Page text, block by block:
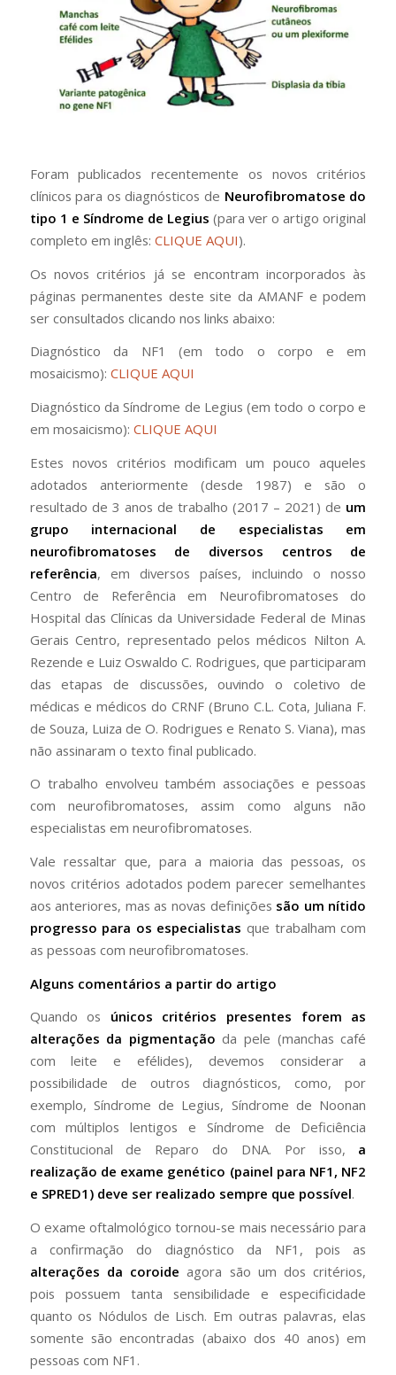
Foram publicados recentemente os novos critérios
clínicos para os diagnósticos de Neurofibromatose do
tipo 1 e Síndrome de Legius (para ver o artigo original
completo em inglês: CLIQUE AQUI).
Os novos critérios já se encontram incorporados às
páginas permanentes deste site da AMANF e podem
ser consultados clicando nos links abaixo:
Diagnóstico da NF1 (em todo o corpo e em
mosaicismo): CLIQUE AQUI
Diagnóstico da Síndrome de Legius (em todo o corpo e
em mosaicismo): CLIQUE AQUI
Estes novos critérios modificam um pouco aqueles
adotados anteriormente (desde 1987) e são o
resultado de 3 anos de trabalho (2017 – 2021) de um
grupo internacional de especialistas em
neurofibromatoses de diversos centros de
referência, em diversos países, incluindo o nosso
Centro de Referência em Neurofibromatoses do
Hospital das Clínicas da Universidade Federal de Minas
Gerais Centro, representado pelos médicos Nilton A.
Rezende e Luiz Oswaldo C. Rodrigues, que participaram
das etapas de discussões, ouvindo o coletivo de
médicas e médicos do CRNF (Bruno C.L. Cota, Juliana F.
de Souza, Luiza de O. Rodrigues e Renato S. Viana), mas
não assinaram o texto final publicado.
O trabalho envolveu também associações e pessoas
com neurofibromatoses, assim como alguns não
especialistas em neurofibromatoses.
Vale ressaltar que, para a maioria das pessoas, os
novos critérios adotados podem parecer semelhantes
aos anteriores, mas as novas definições são um nítido
progresso para os especialistasque trabalham com
as pessoas com neurofibromatoses.
Alguns comentários a partir do artigo
Quando os únicos critérios presentes forem as
alterações da pigmentação da pele (manchas café
com leite e efélides), devemos considerar a
possibilidade de outros diagnósticos, como, por
exemplo, Síndrome de Legius, Síndrome de Noonan
com múltiplos lentigos e Síndrome de Deficiência
Constitucional de Reparo do DNA. Por isso, a
realização de exame genético (painel para NF1, NF2
e SPRED1) deve ser realizado sempre que possível.
O exame oftalmológico tornou-se mais necessário para
a confirmação do diagnóstico da NF1, pois as
alterações da coroide agora são um dos critérios,
pois possuem tanta sensibilidade e especificidade
quanto os Nódulos de Lisch. Em outras palavras, elas
somente são encontradas (abaixo dos 40 anos) em
pessoas com NF1.